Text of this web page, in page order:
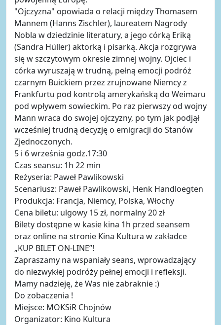
"Ojczyzna" opowiada o relacji między Thomasem
Mannem (Hanns Zischler), laureatem Nagrody
Nobla w dziedzinie literatury, a jego córką Eriką
(Sandra Hüller) aktorką i pisarką. Akcja rozgrywa
się w szczytowym okresie zimnej wojny. Ojciec i
córka wyruszają w trudną, pełną emocji podróż
czarnym Buickiem przez zrujnowane Niemcy z
Frankfurtu pod kontrolą amerykańską do Weimaru
pod wpływem sowieckim. Po raz pierwszy od wojny
Mann wraca do swojej ojczyzny, po tym jak podjął
wcześniej trudną decyzję o emigracji do Stanów
Zjednoczonych.
5 i 6 września godz.17:30
Czas seansu: 1h 22 min
Reżyseria: Paweł Pawlikowski
Scenariusz: Paweł Pawlikowski, Henk Handloegten
Produkcja: Francja, Niemcy, Polska, Włochy
Cena biletu: ulgowy 15 zł, normalny 20 zł
Bilety dostępne w kasie kina 1h przed seansem
oraz online na stronie Kina Kultura w zakładce
„KUP BILET ON-LINE”!
Zapraszamy na wspaniały seans, wprowadzający
do niezwykłej podróży pełnej emocji i refleksji.
Mamy nadzieję, że Was nie zabraknie :)
Do zobaczenia !
Miejsce: MOKSiR Chojnów
Organizator: Kino Kultura